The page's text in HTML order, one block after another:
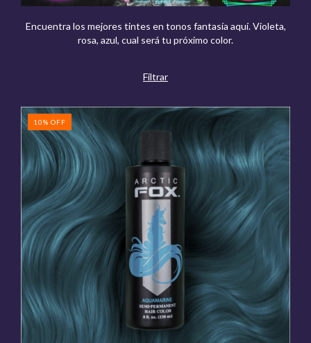
Encuentra los mejores tintes en tonos fantasía aquí. Violeta,
rosa, azul, cual será tu próximo color.
Filtrar
10% OFF